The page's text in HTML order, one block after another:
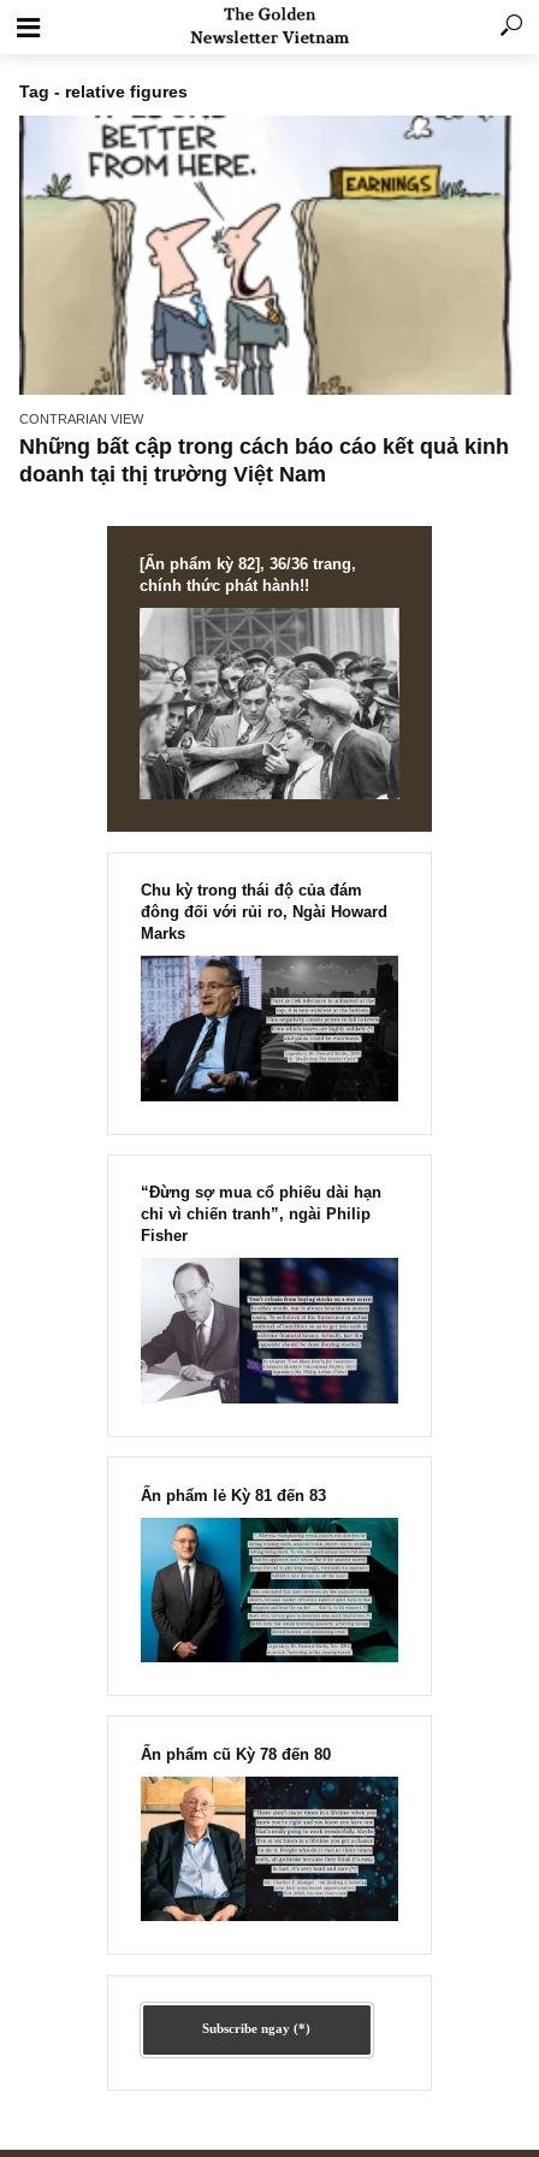
Tag - relative figures
CONTRARIAN VIEW
doanh tại thị trường Việt Nam
[Ấn phẩm kỳ 82], 36/36 trang,
chính thức phát hành!!
Chu kỳ trong thái độ của đám
đông đối với rủi ro, Ngài Howard
Marks
“Đừng sợ mua cổ phiếu dài hạn
chỉ vì chiến tranh”, ngài Philip
Fisher
Ấn phẩm lẻ Kỳ 81 đến 83
Ấn phẩm cũ Kỳ 78 đến 80